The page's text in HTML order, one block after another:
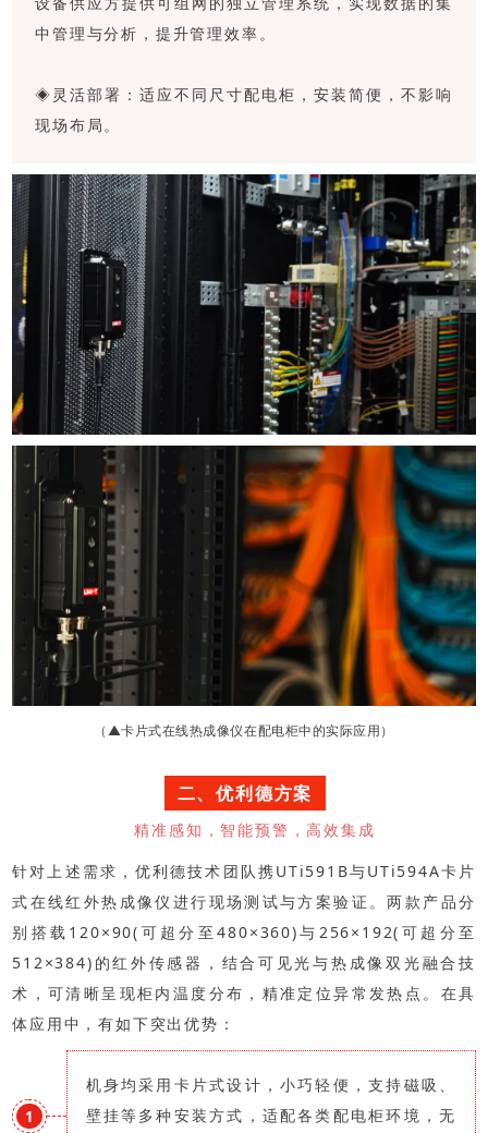
中管理与分析，提升管理效率。
◈灵活部署：适应不同尺寸配电柜，安装简便，不影响
现场布局。
（▲卡片式在线热成像仪在配电柜中的实际应用）
二、优利德方案
精准感知，智能预警，高效集成
针对上述需求，优利德技术团队携UTi591B与UTi594A卡片
式在线红外热成像仪进行现场测试与方案验证。两款产品分
别搭载120×90(可超分至480×360)与256×192(可超分至
512×384)的红外传感器，结合可见光与热成像双光融合技
术，可清晰呈现柜内温度分布，精准定位异常发热点。在具
体应用中，有如下突出优势：
1
机身均采用卡片式设计，小巧轻便，支持磁吸、
壁挂等多种安装方式，适配各类配电柜环境，无